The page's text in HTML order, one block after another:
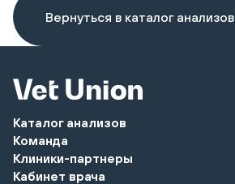
Вернуться в каталог анализов
Каталог анализов
Команда
Клиники-партнеры
Кабинет врача